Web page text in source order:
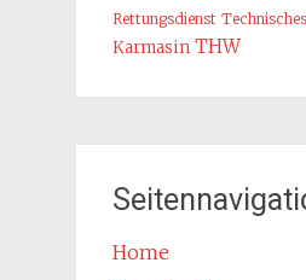
Rettungsdienst
Karmasin THW
Home